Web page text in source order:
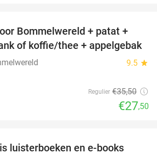
23%
Bommelwereld + patat +
of koffie/thee + appelgebak
9.5 star
Regulier €35,50
€27,50
luisterboeken en e-books